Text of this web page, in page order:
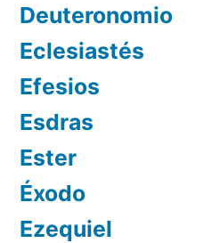
Deuteronomio
Eclesiastés
Efesios
Esdras
Ester
Éxodo
Ezequiel